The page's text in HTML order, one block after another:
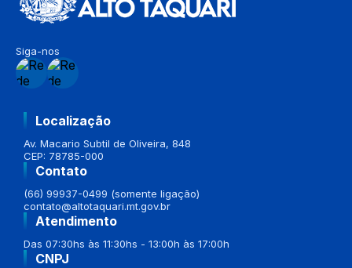
Siga-nos
Localização
Av. Macario Subtil de Oliveira, 848
CEP: 78785-000
Contato
(66) 99937-0499 (somente ligação)
contato@altotaquari.mt.gov.br
Atendimento
Das 07:30hs às 11:30hs - 13:00h às 17:00h
CNPJ